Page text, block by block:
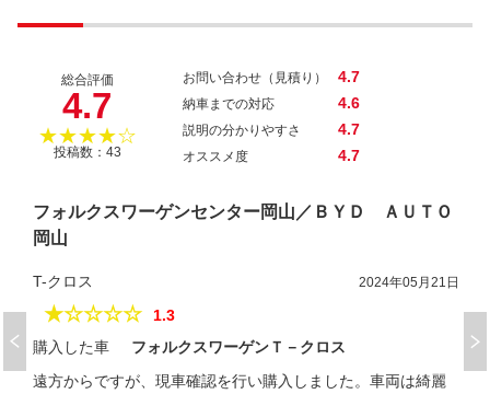
総合評価
4.7
★★★★☆
投稿数：43
お問い合わせ（見積り） 4.7
納車までの対応 4.6
説明の分かりやすさ 4.7
オススメ度 4.7
フォルクスワーゲンセンター岡山／ＢＹＤ ＡＵＴＯ
岡山
T-クロス 2024年05月21日
★☆☆☆☆
1.3
購入した車
フォルクスワーゲンＴ－クロス
遠方からですが、現車確認を行い購入しました。車両は綺麗